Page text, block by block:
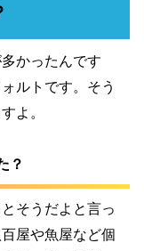
かったんです
ルトです。そう
よ。
？
そうだよと言っ
屋や魚屋など個